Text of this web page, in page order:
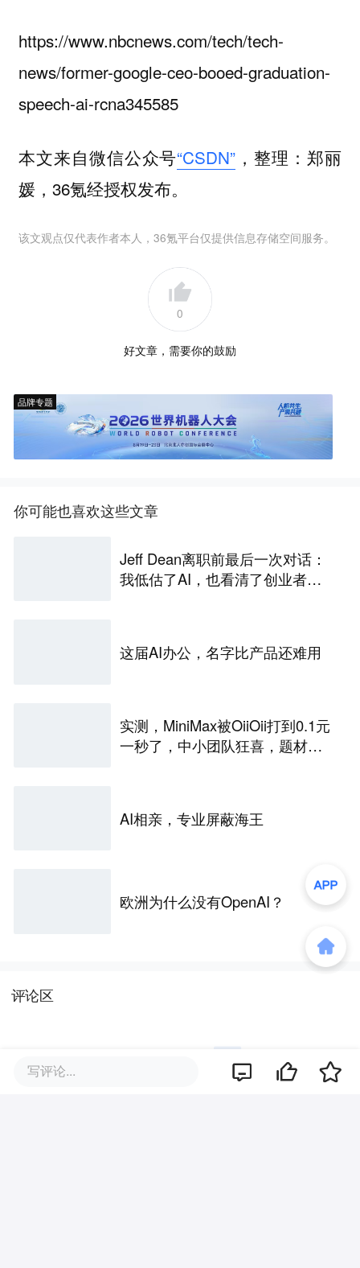
https://www.nbcnews.com/tech/tech-
news/former-google-ceo-booed-graduation-
speech-ai-rcna345585
本文来自微信公众号“CSDN” ，整理：郑丽
媛，36氪经授权发布。
该文观点仅代表作者本人，36氪平台仅提供信息存储空间服务。
0
好文章，需要你的鼓励
品牌专题
你可能也喜欢这些文章
Jeff Dean离职前最后一次对话：
我低估了AI，也看清了创业者的
这届AI办公，名字比产品还难用
实测，MiniMax被OiiOii打到0.1元
一秒了，中小团队狂喜，题材成
AI相亲，专业屏蔽海王
欧洲为什么没有OpenAI？
评论区
写评论...